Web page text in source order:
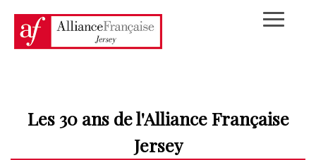
Les 30 ans de l'Alliance Française
Jersey